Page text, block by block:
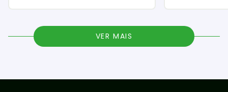
VER MAIS